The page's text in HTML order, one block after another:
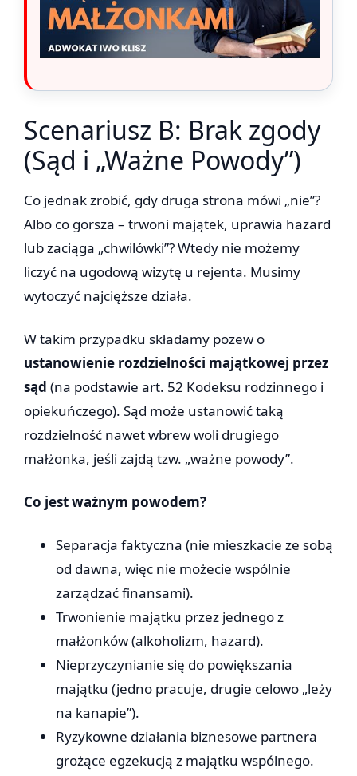
Scenariusz B: Brak zgody
(Sąd i „Ważne Powody”)
Co jednak zrobić, gdy druga strona mówi „nie”?
Albo co gorsza – trwoni majątek, uprawia hazard
lub zaciąga „chwilówki”? Wtedy nie możemy
liczyć na ugodową wizytę u rejenta. Musimy
wytoczyć najcięższe działa.
W takim przypadku składamy pozew o
ustanowienie rozdzielności majątkowej przez
sąd (na podstawie art. 52 Kodeksu rodzinnego i
opiekuńczego). Sąd może ustanowić taką
rozdzielność nawet wbrew woli drugiego
małżonka, jeśli zajdą tzw. „ważne powody”.
Co jest ważnym powodem?
Separacja faktyczna (nie mieszkacie ze sobą
od dawna, więc nie możecie wspólnie
zarządzać finansami).
Trwonienie majątku przez jednego z
małżonków (alkoholizm, hazard).
Nieprzyczynianie się do powiększania
majątku (jedno pracuje, drugie celowo „leży
na kanapie”).
Ryzykowne działania biznesowe partnera
grożące egzekucją z majątku wspólnego.